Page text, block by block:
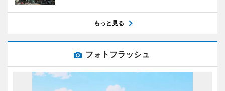
もっと見る
フォトフラッシュ